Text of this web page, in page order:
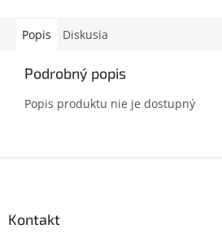
Popis Diskusia
Podrobný popis
Popis produktu nie je dostupný
Kontakt